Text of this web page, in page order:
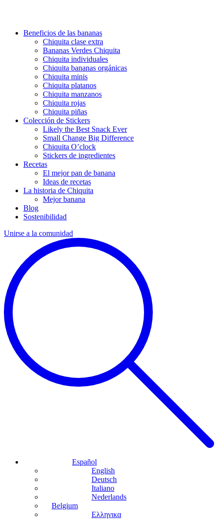
Beneficios de las bananas
Chiquita clase extra
Bananas Verdes Chiquita
Chiquita individuales
Chiquita bananas orgánicas
Chiquita minis
Chiquita platanos
Chiquita manzanos
Chiquita rojas
Chiquita piñas
Colección de Stickers
Likely the Best Snack Ever
Small Change Big Difference
Chiquita O’clock
Stickers de ingredientes
Recetas
El mejor pan de banana
Ideas de recetas
La historia de Chiquita
Mejor banana
Blog
Sostenibilidad
Unirse a la comunidad
Español
English
Deutsch
Italiano
Nederlands
Belgium
Ελληνικα